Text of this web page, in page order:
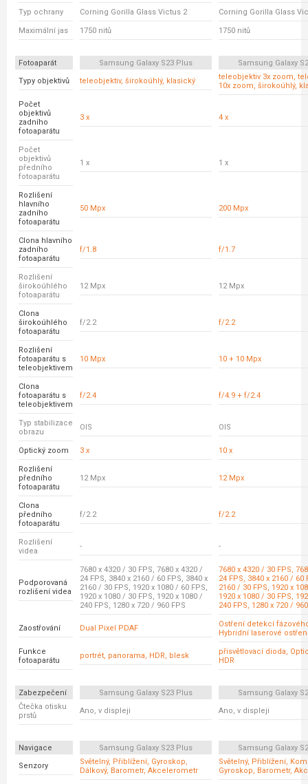
Typ ochrany Corning Gorilla Glass Victus 2 Corning Gorilla Glass
Maximální jas 1750 nitů 1750 nitů
Fotoaparát Samsung Galaxy S23 Plus
Samsung Galaxy
Typy objektivů
teleobjektiv, širokoúhlý, klasický
teleobjektiv 3x zoom,
10x zoom, širokoúhlý,
Počet
objektivů
zadního
fotoaparátu
3 x 4 x
Počet
objektivů
předního
fotoaparátu
1 x 1 x
Rozlišení
hlavního
zadního
fotoaparátu
50 Mpx 200 Mpx
Clona hlavního
zadního
fotoaparátu
f/1.8 f/1.7
Rozlišení
širokoúhlého
fotoaparátu
12 Mpx 12 Mpx
Clona
širokoúhlého
fotoaparátu
f/2.2 f/2.2
Rozlišení
fotoaparátu s
teleobjektivem
10 Mpx 10 + 10 Mpx
Clona
fotoaparátu s
teleobjektivem
f/2.4 f/4.9 + f/2.4
Typ stabilizace
obrazu
OIS OIS
Optický zoom 3 x 10 x
Rozlišení
předního
fotoaparátu
12 Mpx 12 Mpx
Clona
předního
fotoaparátu
f/2.2 f/2.2
Rozlišení
videa
- -
Podporovaná
rozlišení videa
7680 x 4320 / 30 FPS, 7680 x 4320 /
24 FPS, 3840 x 2160 / 60 FPS, 3840 x
2160 / 30 FPS, 1920 x 1080 / 60 FPS,
1920 x 1080 / 30 FPS, 1920 x 1080 /
240 FPS, 1280 x 720 / 960 FPS
7680 x 4320 / 30 FPS,
24 FPS, 3840 x 2160 / 60
2160 / 30 FPS, 1920 x
1920 x 1080 / 30 FPS,
240 FPS, 1280 x 720 /
Zaostřování Dual Pixel PDAF
Ostření detekcí
Hybridní laserové
Funkce
fotoaparátu
portrét, panorama, HDR, blesk
přisvětlovací dioda,
HDR
Zabezpečení Samsung Galaxy S23 Plus
Samsung Galaxy
Čtečka otisku
prstů
Ano, v displeji Ano, v displeji
Navigace Samsung Galaxy S23 Plus
Samsung Galaxy
Senzory
Světelný, Přiblížení, Gyroskop,
Dálkový, Barometr, Akcelerometr
Světelný, Přiblížení,
Gyroskop, Barometr,